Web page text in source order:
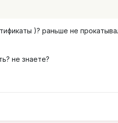
)? раньше не
не знаете?